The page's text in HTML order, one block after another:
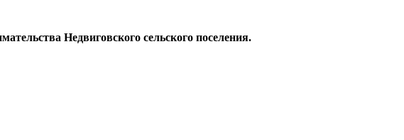
Недвиговского сельского поселения.